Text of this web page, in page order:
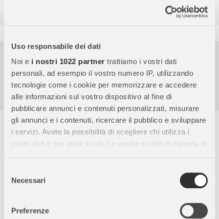
Uso responsabile dei dati
Noi e i nostri 1022 partner trattiamo i vostri dati
personali, ad esempio il vostro numero IP, utilizzando
tecnologie come i cookie per memorizzare e accedere
alle informazioni sul vostro dispositivo al fine di
pubblicare annunci e contenuti personalizzati, misurare
gli annunci e i contenuti, ricercare il pubblico e sviluppare
i servizi. Avete la possibilità di scegliere chi utilizza i
vostri dati e per quali scopi. Le vostre scelte in materia di
modificare o revocare il proprio consenso in qualsiasi
momento dalla Dichiarazione sui cookie o facendo clic
delNecessari
Preferenze
Pagamenti sicuri
Garanzia e reso facili
Assistenza dal lunedì al venerdì
Descrizione completa
Furby Furblets Groo-Vee Viola:Un adorabile amico in
bambini che cercano un compagno di gioco simpatico e
Design:Morbido e colorato, in una vivace tonalità viola con